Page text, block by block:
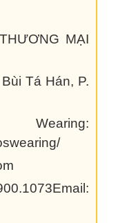
MẠI
Tá Hán, P.